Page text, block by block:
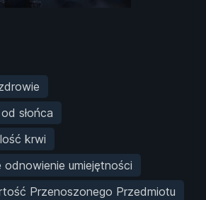
słońca
krwi
umiejętności
Przenoszonego Przedmiotu